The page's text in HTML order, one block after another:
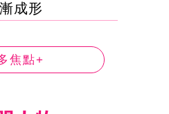
漸成形
焦點+